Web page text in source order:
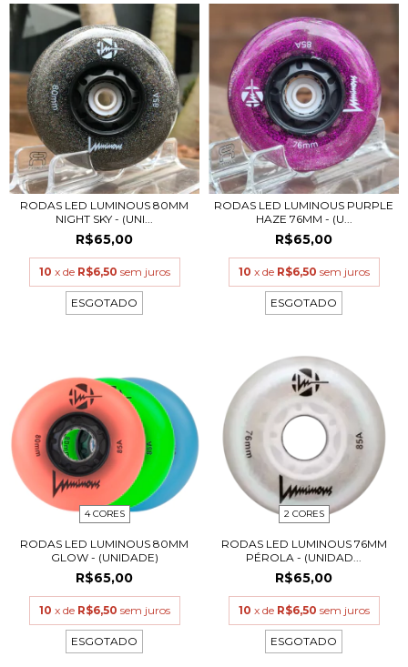
RODAS LED LUMINOUS 80MM
NIGHT SKY - (UNI...
R$65,00
10 x de R$6,50 sem juros
ESGOTADO
RODAS LED LUMINOUS PURPLE
HAZE 76MM - (U...
R$65,00
10 x de R$6,50 sem juros
ESGOTADO
4 CORES
RODAS LED LUMINOUS 80MM
GLOW - (UNIDADE)
R$65,00
10 x de R$6,50 sem juros
ESGOTADO
2 CORES
RODAS LED LUMINOUS 76MM
PÉROLA - (UNIDAD...
R$65,00
10 x de R$6,50 sem juros
ESGOTADO